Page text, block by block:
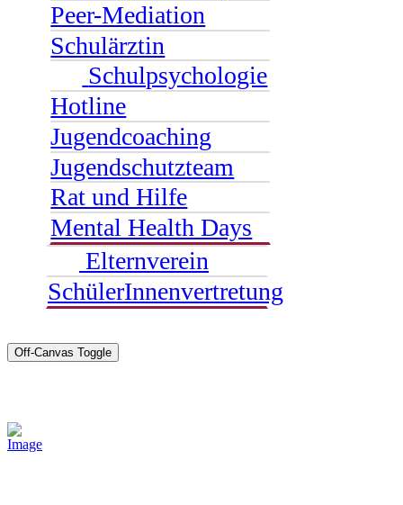
Peer-Mediation
Schulärztin
Schulpsychologie
Hotline
Jugendcoaching
Jugendschutzteam
Rat und Hilfe
Mental Health Days
Elternverein
SchülerInnenvertretung
Off-Canvas Toggle